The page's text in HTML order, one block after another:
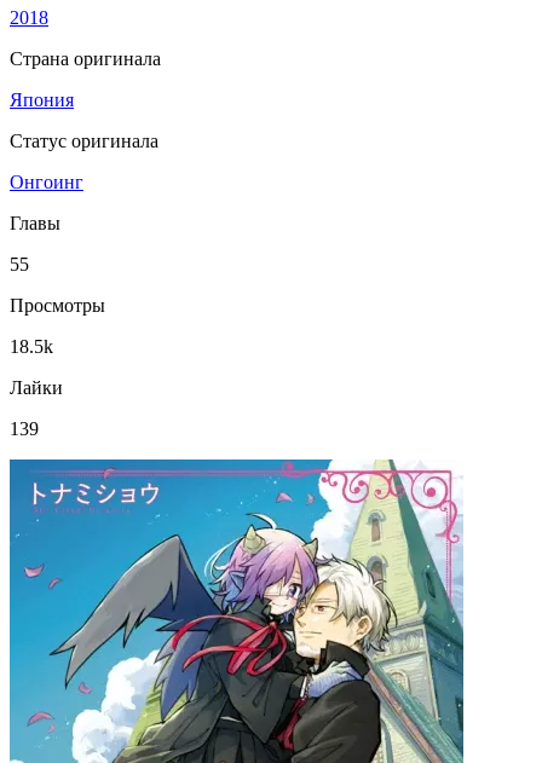
2018
Страна оригинала
Япония
Статус оригинала
Онгоинг
Главы
55
Просмотры
18.5k
Лайки
139